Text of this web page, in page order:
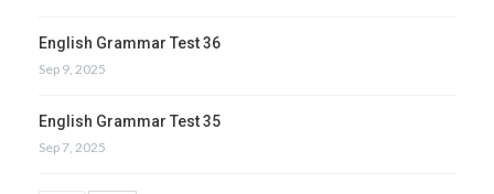
English Grammar Test 36
Sep 9, 2025
English Grammar Test 35
Sep 7, 2025